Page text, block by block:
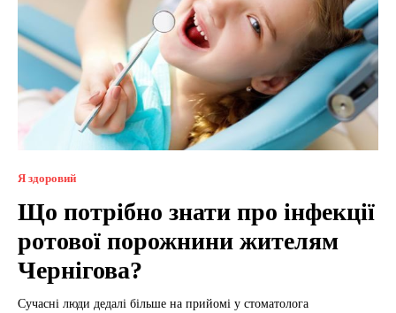
Я здоровий
Що потрібно знати про інфекції
ротової порожнини жителям
Чернігова?
Сучасні люди дедалі більше на прийомі у стоматолога